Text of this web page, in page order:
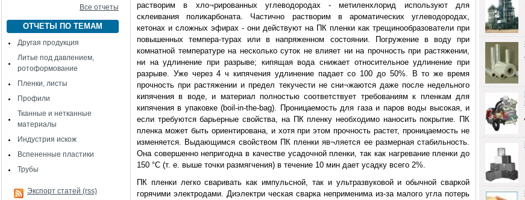
Все отчеты
ОТЧЕТЫ ПО ТЕМАМ
Другая продукция
Литье под давлением,
ротоформование
Пленки, листы
Профили
Тканные и нетканные
материалы
Индустрия искож
Вспененные пластики
Трубы
Экспорт статей (rss)
растворим в хло¬рированных углеводородах - метиленхлорид используют для
склеивания поликарбоната. Частично растворим в ароматических углеводородах,
кетонах и сложных эфирах - они действуют на ПК пленки как трещинообразователи при
повышенных темпера-турах или в напряженном состоянии. Погружение в воду при
комнатной температуре на несколько суток не влияет ни на прочность при растяжении,
ни на удлинение при разрыве; кипящая вода снижает относительное удлинение при
разрыве. Уже через 4 ч кипячения удлинение падает со 100 до 50%. В то же время
прочность при растяжении и предел текучести не сни¬жаются даже после недельного
кипячения в воде, и материал полностью соответствует требованиям к пленкам для
кипячения в упаковке (boil-in-the-bag). Проницаемость для газа и паров воды высокая, и
если требуются барьерные свойства, на ПК пленку необходимо наносить покрытие. ПК
пленка может быть ориентирована, и хотя при этом прочность растет, проницаемость не
изменяется. Выдающимся свойством ПК пленки яв¬ляется ее размерная стабильность.
Она совершенно непригодна в качестве усадочной пленки, так как нагревание пленки до
150 °С (т. е. выше точки размягчения) в течение 10 мин дает усадку всего 2%.
ПК пленки легко сваривать как импульсной, так и ультразвуковой и обычной сваркой
горячими электродами. Диэлектри ческая сварка неприменима из-за малого угла потерь